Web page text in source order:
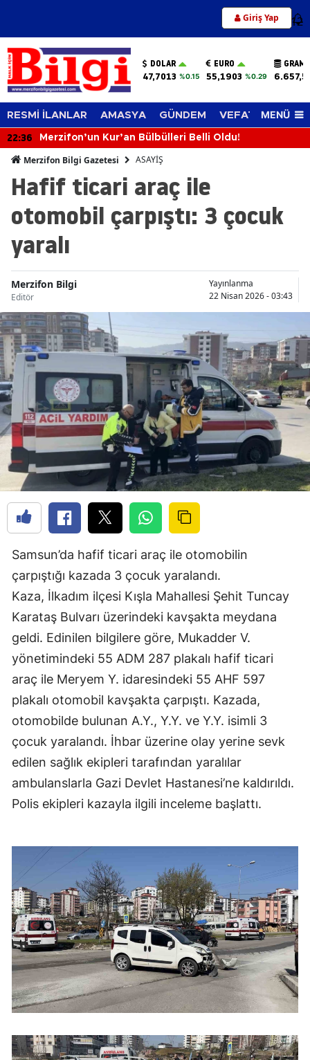
Giriş Yap 12
DOLAR
47,7013 %0.15
EURO
55,1903 %0.29
GRAM
RESMİ İLANLAR AMASYA GÜNDEM VEFAT EDENLER
MENÜ
22:36 Merzifon’un Kur’an Bülbülleri Belli Oldu!
Merzifon Bilgi Gazetesi ASAYİŞ
Hafif ticari araç ile
otomobil çarpıştı: 3 çocuk
yaralı
Merzifon Bilgi
Editör
Yayınlanma
22 Nisan 2026 - 03:43
Samsun’da hafif ticari araç ile otomobilin
çarpıştığı kazada 3 çocuk yaralandı.
Kaza, İlkadım ilçesi Kışla Mahallesi Şehit Tuncay
Karataş Bulvarı üzerindeki kavşakta meydana
geldi. Edinilen bilgilere göre, Mukadder V.
yönetimindeki 55 ADM 287 plakalı hafif ticari
araç ile Meryem Y. idaresindeki 55 AHF 597
plakalı otomobil kavşakta çarpıştı. Kazada,
otomobilde bulunan A.Y., Y.Y. ve Y.Y. isimli 3
çocuk yaralandı. İhbar üzerine olay yerine sevk
edilen sağlık ekipleri tarafından yaralılar
ambulanslarla Gazi Devlet Hastanesi’ne kaldırıldı.
Polis ekipleri kazayla ilgili inceleme başlattı.